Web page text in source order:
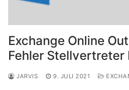
Exchange Online
Fehler Stellvertreter
JARVIS 9. JULI 2021